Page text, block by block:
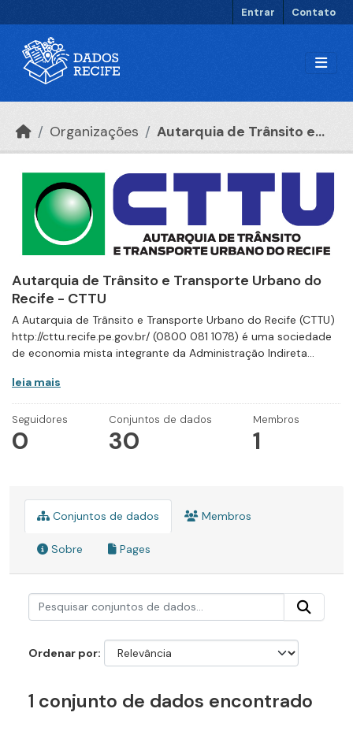
Entrar Contato
Organizações Autarquia de Trânsito e...
Autarquia de Trânsito e Transporte Urbano do
Recife - CTTU
A Autarquia de Trânsito e Transporte Urbano do Recife (CTTU)
http://cttu.recife.pe.gov.br/ (0800 081 1078) é uma sociedade
de economia mista integrante da Administração Indireta...
leia mais
Seguidores
0
Conjuntos de dados
30
Membros
1
Conjuntos de dados Membros
Sobre Pages
Ordenar por
1 conjunto de dados encontrado